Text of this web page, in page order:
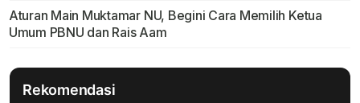
Aturan Main Muktamar NU, Begini Cara Memilih Ketua
Umum PBNU dan Rais Aam
Rekomendasi